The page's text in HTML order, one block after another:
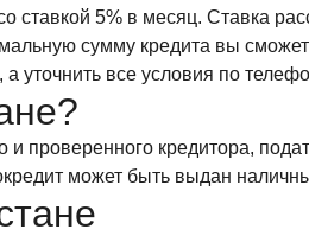
5% в месяц. Ставка
сумму кредита вы
а уточнить все условия по
проверенного кредитора,
может быть выдан